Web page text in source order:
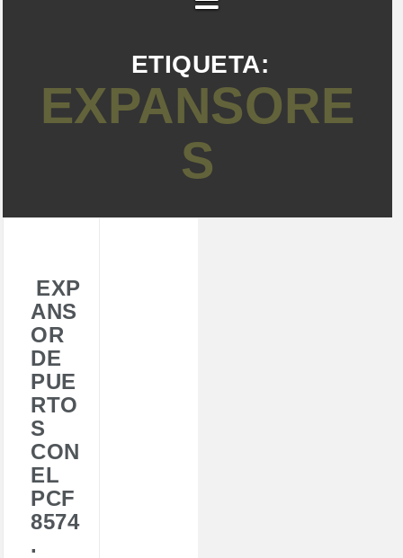
ETIQUETA:
EXPANSORE
S
EXP
ANS
OR
DE
PUE
RTO
S
CON
EL
PCF
8574
.